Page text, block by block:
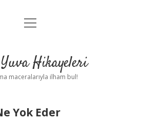
Anasayfa
Yasal Uyarı
menüyü
Hikayeleri
maceralarıyla ilham bul!
Yok Eder